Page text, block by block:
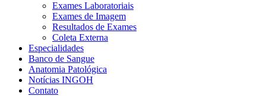
Exames Laboratoriais
Exames de Imagem
Resultados de Exames
Coleta Externa
Especialidades
Banco de Sangue
Anatomia Patológica
Notícias INGOH
Contato